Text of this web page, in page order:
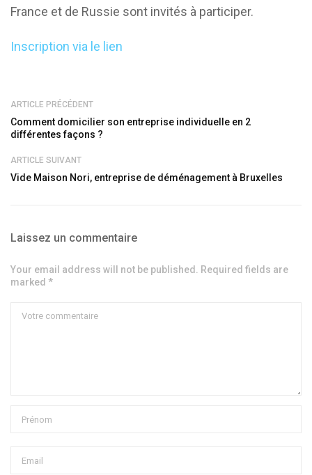
France et de Russie sont invités à participer.
Inscription via le lien
ARTICLE PRÉCÉDENT
Comment domicilier son entreprise individuelle en 2
différentes façons ?
ARTICLE SUIVANT
Vide Maison Nori, entreprise de déménagement à Bruxelles
Laissez un commentaire
Your email address will not be published. Required fields are
marked *